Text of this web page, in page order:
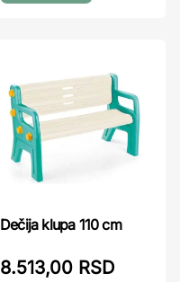
Dečija klupa 110 cm
8.513,00 RSD